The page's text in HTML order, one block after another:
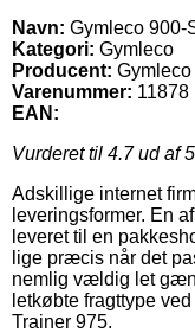
Navn: Gymleco 900-
Kategori: Gymleco
Producent: Gymleco
Varenummer: 11878
EAN:
Vurderet til 4.7ud af
Adskillige internet
leveringsformer. En
leveret til en
lige præcis når det
nemlig vældig let
letkøbte fragttype
Trainer 975.